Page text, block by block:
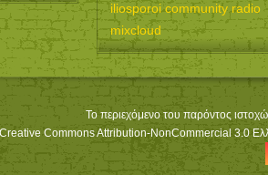
iliosporoi community radio
mixcloud
Το περιεχόμενο του παρόντος
Commons Attribution-NonCommercial 3.0